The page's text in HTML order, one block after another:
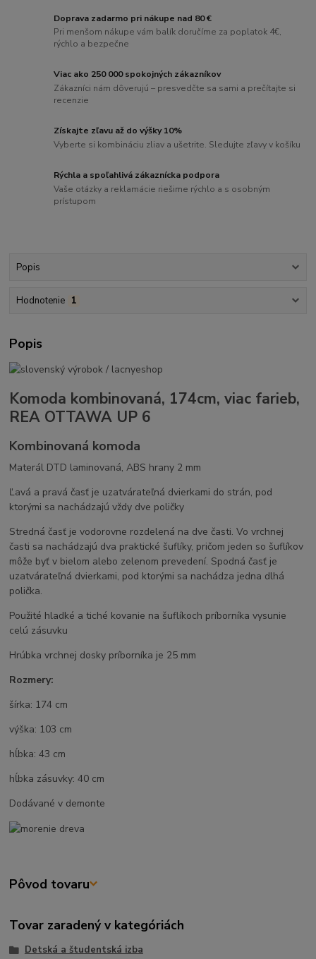
Doprava zadarmo pri nákupe nad 80 €
Pri menšom nákupe vám balík doručíme za poplatok 4€,
rýchlo a bezpečne
Viac ako 250 000 spokojných zákazníkov
Zákazníci nám dôverujú – presvedčte sa sami a prečítajte si
recenzie
Získajte zľavu až do výšky 10%
Vyberte si kombináciu zliav a ušetrite. Sledujte zľavy v košíku
Rýchla a spoľahlivá zákaznícka podpora
Vaše otázky a reklamácie riešime rýchlo a s osobným
prístupom
Popis
Hodnotenie 1
Popis
Komoda kombinovaná, 174cm, viac farieb,
REA OTTAWA UP 6
Kombinovaná komoda
Materál DTD laminovaná, ABS hrany 2 mm
Ľavá a pravá časť je uzatvárateľná dvierkami do strán, pod
ktorými sa nachádzajú vždy dve poličky
Stredná časť je vodorovne rozdelená na dve časti. Vo vrchnej
časti sa nachádzajú dva praktické šuflíky, pričom jeden so šuflíkov
môže byť v bielom alebo zelenom prevedení. Spodná časť je
uzatvárateľná dvierkami, pod ktorými sa nachádza jedna dlhá
polička.
Použité hladké a tiché kovanie na šuflíkoch príborníka vysunie
celú zásuvku
Hrúbka vrchnej dosky príborníka je 25 mm
Rozmery:
šírka: 174 cm
výška: 103 cm
hĺbka: 43 cm
hĺbka zásuvky: 40 cm
Dodávané v demonte
Pôvod tovaru
Tovar zaradený v kategóriách
Detská a študentská izba